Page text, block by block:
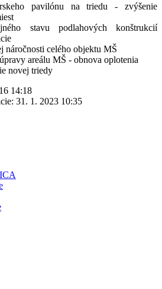
pavilónu na triedu - zvýšenie
stavu podlahových konštrukcií
náročnosti celého objektu MŠ
areálu MŠ - obnova oplotenia
novej triedy
14:18
31. 1. 2023 10:35